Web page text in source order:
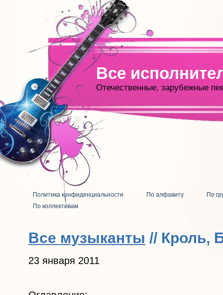
Все
Отечественные, зарубежные
Политика конфиденциальности По алфавиту
По
По коллективам
Все музыканты // Кроль,
23 января 2011